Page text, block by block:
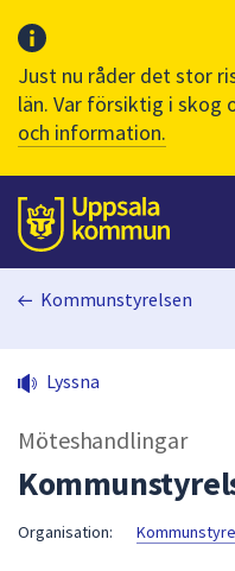
Just nu råder det stor
län. Var försiktig i skog
och information.
Till sidans
huvudinnehåll
Kommunstyrelsen
Lyssna
Möteshandlingar
Organisation: